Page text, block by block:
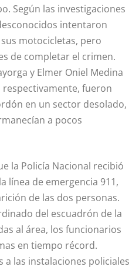
Según las investigaciones
intentaron
motocicletas, pero
de completar el crimen.
y Elmer Oniel Medina
respectivamente, fueron
en un sector desolado,
a pocos
la Policía Nacional recibió
línea de emergencia 911,
de las dos personas.
del escuadrón de la
al área, los funcionarios
en tiempo récord.
las instalaciones policiales